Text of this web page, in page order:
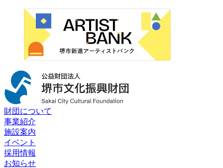
財団について
事業紹介
施設案内
イベント
採用情報
お知らせ